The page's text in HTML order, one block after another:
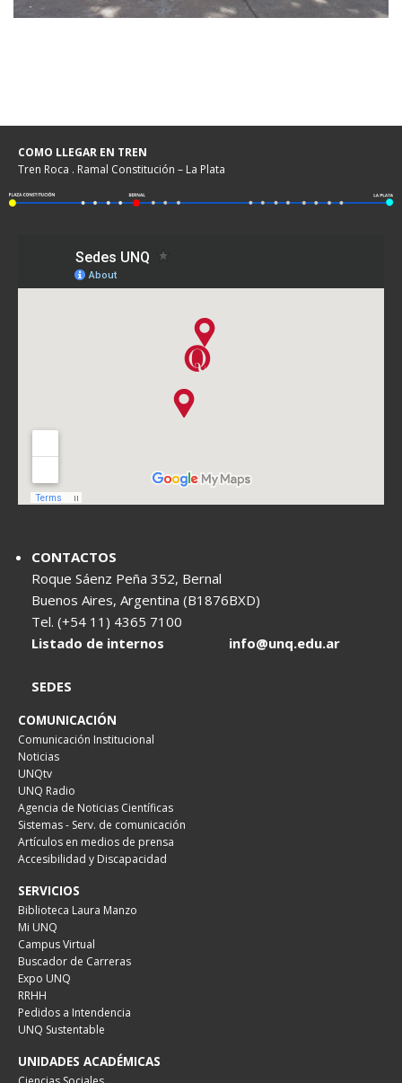
COMO LLEGAR EN TREN
Tren Roca . Ramal Constitución – La Plata
CONTACTOS
Roque Sáenz Peña 352, Bernal
Buenos Aires, Argentina (B1876BXD)
Tel. (+54 11) 4365 7100
Listado de internos
info@unq.edu.ar
SEDES
COMUNICACIÓN
Comunicación Institucional
Noticias
UNQtv
UNQ Radio
Agencia de Noticias Científicas
Sistemas - Serv. de comunicación
Artículos en medios de prensa
Accesibilidad y Discapacidad
SERVICIOS
Biblioteca Laura Manzo
Mi UNQ
Campus Virtual
Buscador de Carreras
Expo UNQ
RRHH
Pedidos a Intendencia
UNQ Sustentable
UNIDADES ACADÉMICAS